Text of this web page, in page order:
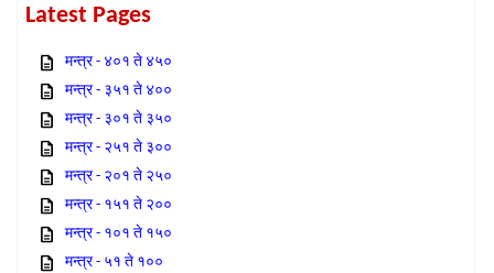
Latest Pages
मन्त्र - ४०१ ते ४५०
मन्त्र - ३५१ ते ४००
मन्त्र - ३०१ ते ३५०
मन्त्र - २५१ ते ३००
मन्त्र - २०१ ते २५०
मन्त्र - १५१ ते २००
मन्त्र - १०१ ते १५०
मन्त्र - ५१ ते १००